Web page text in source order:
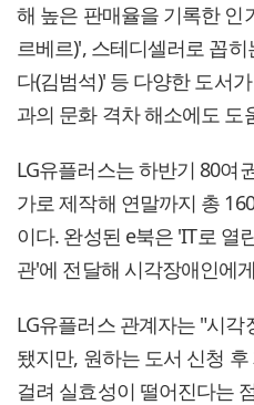
해 높은 판매율을 기록한 인
르베르)', 스테디셀러로 꼽
다(김범석)' 등 다양한 도서
과의 문화 격차 해소에도 도
LG유플러스는 하반기 80여
가로 제작해 연말까지 총
이다. 완성된 e북은 'IT로 열
관'에 전달해 시각장애인에
LG유플러스 관계자는 "시
됐지만, 원하는 도서 신청
걸려 실효성이 떨어진다는